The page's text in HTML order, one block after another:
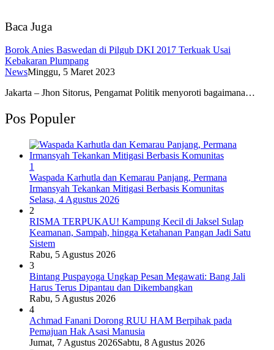
Baca Juga
Borok Anies Baswedan di Pilgub DKI 2017 Terkuak Usai
Kebakaran Plumpang
NewsMinggu, 5 Maret 2023
Jakarta – Jhon Sitorus, Pengamat Politik menyoroti bagaimana…
Pos Populer
1
Waspada Karhutla dan Kemarau Panjang, Permana
Irmansyah Tekankan Mitigasi Berbasis Komunitas
Selasa, 4 Agustus 2026
2
RISMA TERPUKAU! Kampung Kecil di Jaksel Sulap
Keamanan, Sampah, hingga Ketahanan Pangan Jadi Satu
Sistem
Rabu, 5 Agustus 2026
3
Bintang Puspayoga Ungkap Pesan Megawati: Bang Jali
Harus Terus Dipantau dan Dikembangkan
Rabu, 5 Agustus 2026
4
Achmad Fanani Dorong RUU HAM Berpihak pada
Pemajuan Hak Asasi Manusia
Jumat, 7 Agustus 2026Sabtu, 8 Agustus 2026